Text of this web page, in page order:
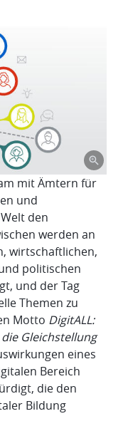
mit Ämtern für
und
den
werden an
wirtschaftlichen,
politischen
und der Tag
Themen zu
Motto DigitALL:
Gleichstellung
eines
Bereich
die den
Bildung